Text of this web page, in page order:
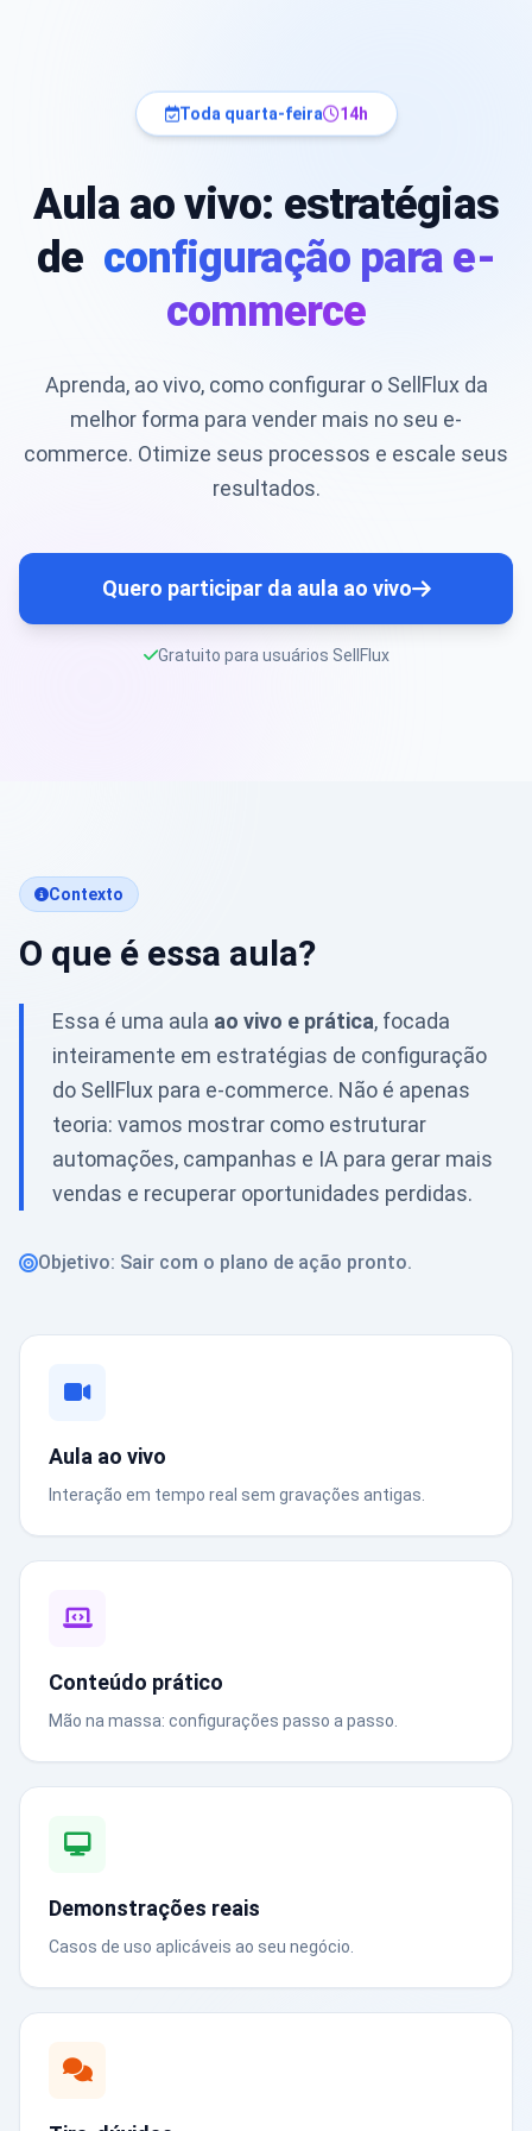
Toda quarta-feira 14h
Aula ao vivo: estratégias
de configuração para e-
commerce
Aprenda, ao vivo, como configurar o SellFlux da
melhor forma para vender mais no seu e-
commerce. Otimize seus processos e escale seus
resultados.
Quero participar da aula ao vivo
Gratuito para usuários SellFlux
Contexto
O que é essa aula?
Essa é uma aula ao vivo e prática, focada
inteiramente em estratégias de configuração
do SellFlux para e-commerce. Não é apenas
teoria: vamos mostrar como estruturar
automações, campanhas e IA para gerar mais
vendas e recuperar oportunidades perdidas.
Objetivo: Sair com o plano de ação pronto.
Aula ao vivo
Interação em tempo real sem gravações antigas.
Conteúdo prático
Mão na massa: configurações passo a passo.
Demonstrações reais
Casos de uso aplicáveis ao seu negócio.